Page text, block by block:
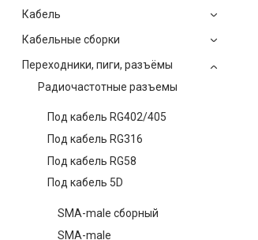
Кабель
Кабельные сборки
Переходники, пиги, разъёмы
Радиочастотные разъемы
Под кабель RG402/405
Под кабель RG316
Под кабель RG58
Под кабель 5D
SMA-male сборный
SMA-male